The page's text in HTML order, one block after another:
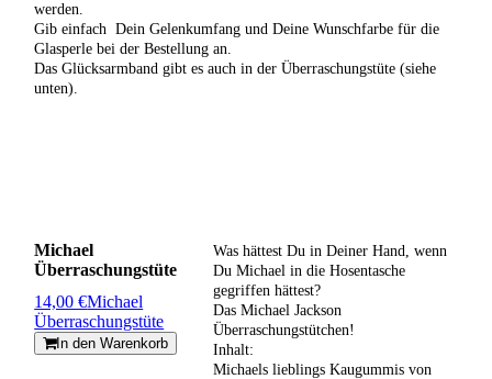
werden.
Gib einfach Dein Gelenkumfang und Deine Wunschfarbe für die
Glasperle bei der Bestellung an.
Das Glücksarmband gibt es auch in der Überraschungstüte (siehe
unten).
Michael
Überraschungstüte
14,00 €Michael
Überraschungstüte
In den Warenkorb
Was hättest Du in Deiner Hand, wenn
Du Michael in die Hosentasche
gegriffen hättest?
Das Michael Jackson
Überraschungstütchen!
Inhalt:
Michaels lieblings Kaugummis von